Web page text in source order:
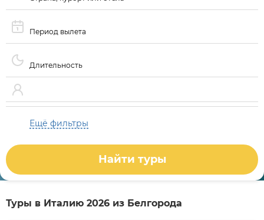
Период вылета
Длительность
Ещё фильтры
Найти туры
Туры в Италию 2026 из Белгорода